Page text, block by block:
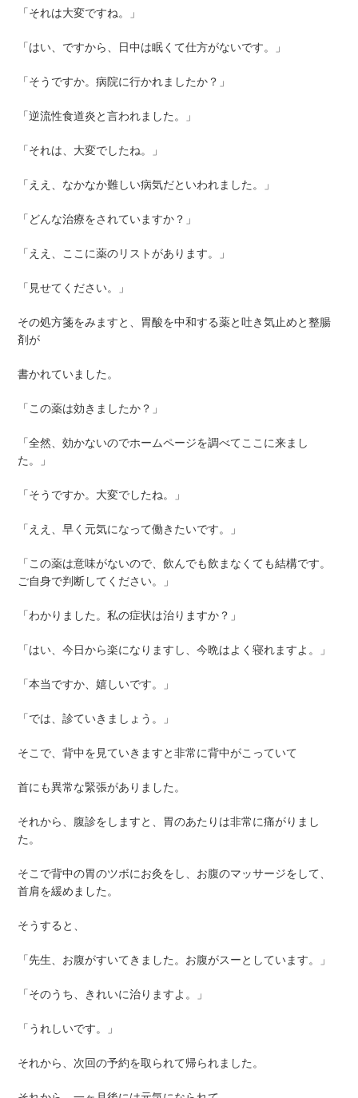
「それは大変ですね。」
「はい、ですから、日中は眠くて仕方がないです。」
「そうですか。病院に行かれましたか？」
「逆流性食道炎と言われました。」
「それは、大変でしたね。」
「ええ、なかなか難しい病気だといわれました。」
「どんな治療をされていますか？」
「ええ、ここに薬のリストがあります。」
「見せてください。」
その処方箋をみますと、胃酸を中和する薬と吐き気止めと整腸
剤が
書かれていました。
「この薬は効きましたか？」
「全然、効かないのでホームページを調べてここに来まし
た。」
「そうですか。大変でしたね。」
「ええ、早く元気になって働きたいです。」
「この薬は意味がないので、飲んでも飲まなくても結構です。
ご自身で判断してください。」
「わかりました。私の症状は治りますか？」
「はい、今日から楽になりますし、今晩はよく寝れますよ。」
「本当ですか、嬉しいです。」
「では、診ていきましょう。」
そこで、背中を見ていきますと非常に背中がこっていて
首にも異常な緊張がありました。
それから、腹診をしますと、胃のあたりは非常に痛がりまし
た。
そこで背中の胃のツボにお灸をし、お腹のマッサージをして、
首肩を緩めました。
そうすると、
「先生、お腹がすいてきました。お腹がスーとしています。」
「そのうち、きれいに治りますよ。」
「うれしいです。」
それから、次回の予約を取られて帰られました。